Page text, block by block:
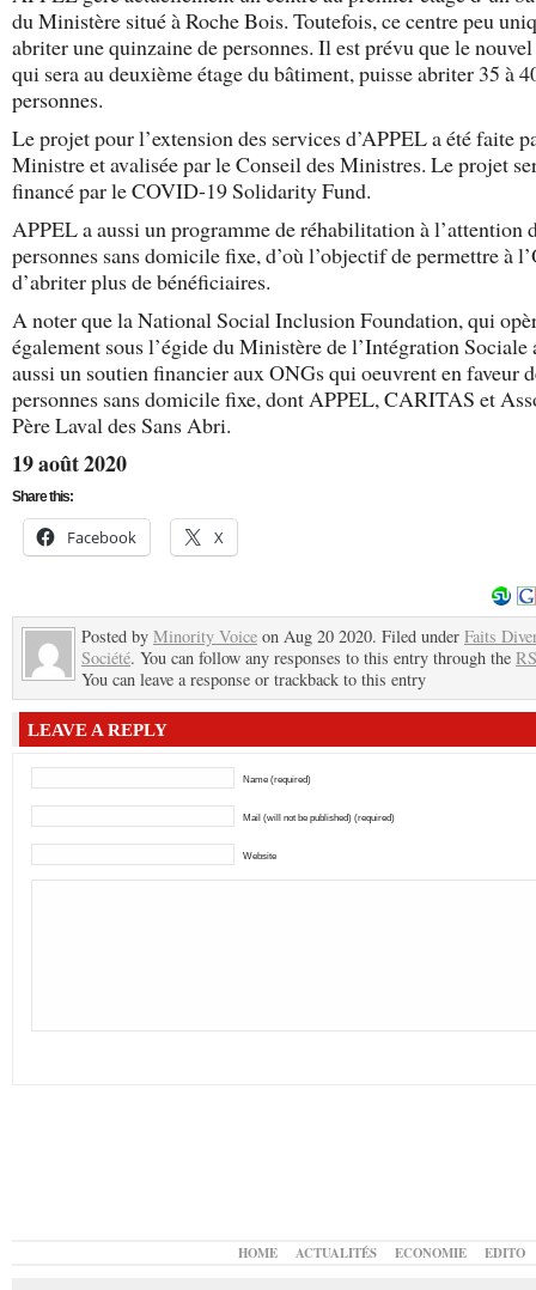
du Ministère situé à Roche Bois. Toutefois, ce centre peu
abriter une quinzaine de personnes. Il est prévu que le nouvel
qui sera au deuxième étage du bâtiment, puisse abriter 35 à
personnes.
Le projet pour l’extension des services d’APPEL a été faite
Ministre et avalisée par le Conseil des Ministres. Le projet
financé par le COVID-19 Solidarity Fund.
APPEL a aussi un programme de réhabilitation à l’attention
personnes sans domicile fixe, d’où l’objectif de permettre à
d’abriter plus de bénéficiaires.
A noter que la National Social Inclusion Foundation, qui
également sous l’égide du Ministère de l’Intégration Sociale
aussi un soutien financier aux ONGs qui oeuvrent en faveur
personnes sans domicile fixe, dont APPEL, CARITAS et
Père Laval des Sans Abri.
19 août 2020
Share this:
Facebook X
Posted by Minority Voice on Aug 20 2020. Filed under Faits
Société. You can follow any responses to this entry through the
You can leave a response or trackback to this entry
LEAVE A REPLY
Name (required)
Mail (will not be published) (required)
Website
HOME ACTUALITÉS ECONOMIE EDITO